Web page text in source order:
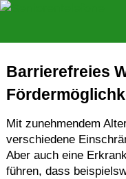
Barrierefreies
Mit zunehmendem
verschiedene
Aber auch eine
führen, dass